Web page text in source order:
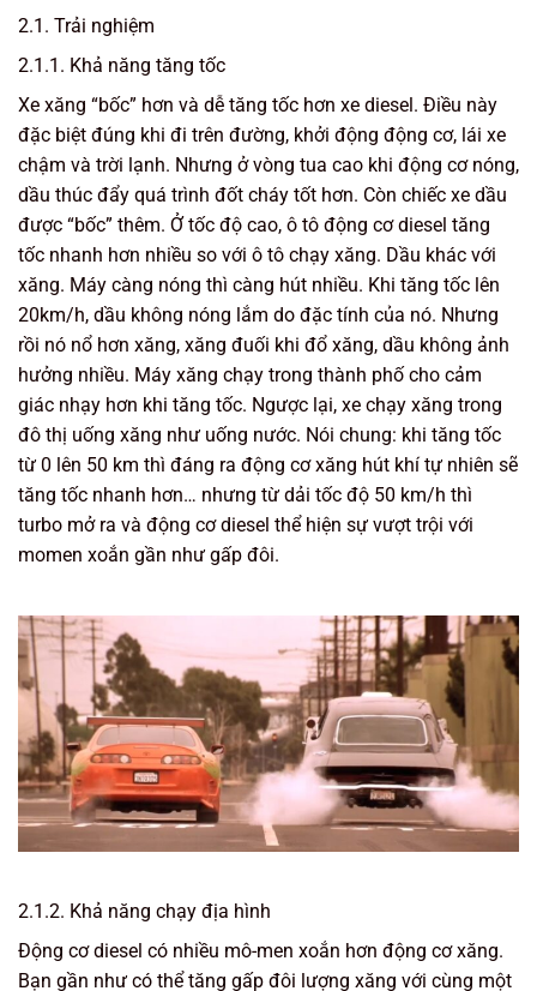
2.1. Trải nghiệm
2.1.1. Khả năng tăng tốc
Xe xăng “bốc” hơn và dễ tăng tốc hơn xe diesel. Điều này
đặc biệt đúng khi đi trên đường, khởi động động cơ, lái xe
chậm và trời lạnh. Nhưng ở vòng tua cao khi động cơ nóng,
dầu thúc đẩy quá trình đốt cháy tốt hơn. Còn chiếc xe dầu
được “bốc” thêm. Ở tốc độ cao, ô tô động cơ diesel tăng
tốc nhanh hơn nhiều so với ô tô chạy xăng. Dầu khác với
xăng. Máy càng nóng thì càng hút nhiều. Khi tăng tốc lên
20km/h, dầu không nóng lắm do đặc tính của nó. Nhưng
rồi nó nổ hơn xăng, xăng đuối khi đổ xăng, dầu không ảnh
hưởng nhiều. Máy xăng chạy trong thành phố cho cảm
giác nhạy hơn khi tăng tốc. Ngược lại, xe chạy xăng trong
đô thị uống xăng như uống nước. Nói chung: khi tăng tốc
từ 0 lên 50 km thì đáng ra động cơ xăng hút khí tự nhiên sẽ
tăng tốc nhanh hơn… nhưng từ dải tốc độ 50 km/h thì
turbo mở ra và động cơ diesel thể hiện sự vượt trội với
momen xoắn gần như gấp đôi.
2.1.2. Khả năng chạy địa hình
Động cơ diesel có nhiều mô-men xoắn hơn động cơ xăng.
Bạn gần như có thể tăng gấp đôi lượng xăng với cùng một